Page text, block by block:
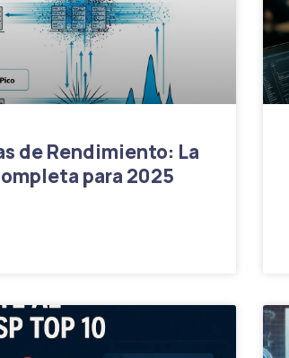
de Rendimiento: La
para 2025